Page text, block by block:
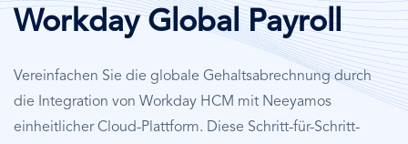
Workday Global Payroll
Vereinfachen Sie die globale Gehaltsabrechnung durch
die Integration von Workday HCM mit Neeyamos
einheitlicher Cloud-Plattform. Diese Schritt-für-Schritt-